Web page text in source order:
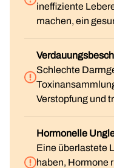
ineffiziente
machen, ein
Schlechte
Verstopfung und
Hormonelle
Eine überlastete
haben, Hormone